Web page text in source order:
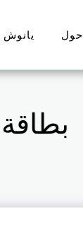
حول يانوش
بطاقة